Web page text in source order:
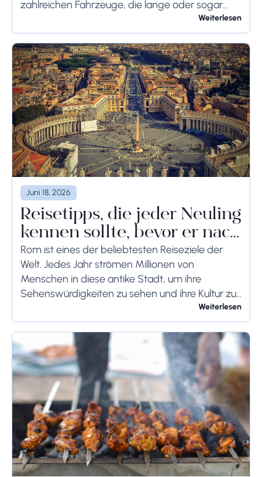
zahlreichen Fahrzeuge, die lange oder sogar
wochenlang auf dem Flughafengelände
verbleiben, sollten die bodenseitigen
Begrenzungen angemessen berücksichtigt
werden, um schwerwiegende Folgen zu...
Weiterlesen
Juni 18, 2026
Reisetipps, die jeder Neuling
kennen sollte, bevor er nach
Rom reist
Rom ist eines der beliebtesten Reiseziele der
Welt. Jedes Jahr strömen Millionen von
Menschen in diese antike Stadt, um ihre
Sehenswürdigkeiten zu sehen und ihre Kultur zu
genießen. Wenn Sie demnächst einen Besuch in
Rom planen,...
Weiterlesen